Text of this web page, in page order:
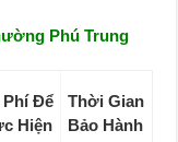
Phú Trung
Phí Để
Hiện
Thời Gian
Bảo Hành